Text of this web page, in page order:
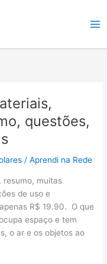
questões,
/Aprendi na Rede
resumo, muitas
de uso e
R$ 19.90. O que
espaço e tem
o ar e os objetos ao